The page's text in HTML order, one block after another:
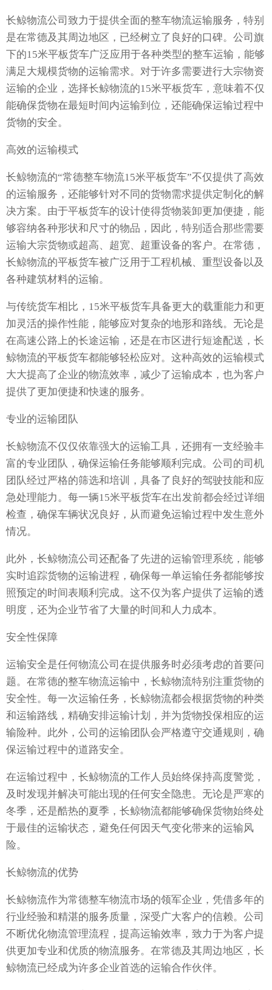
长鲸物流公司致力于提供全面的整车物流运输服务，特别
是在常德及其周边地区，已经树立了良好的口碑。公司旗
下的15米平板货车广泛应用于各种类型的整车运输，能够
满足大规模货物的运输需求。对于许多需要进行大宗物资
运输的企业，选择长鲸物流的15米平板货车，意味着不仅
能确保货物在最短时间内运输到位，还能确保运输过程中
货物的安全。
高效的运输模式
长鲸物流的“常德整车物流15米平板货车”不仅提供了高效
的运输服务，还能够针对不同的货物需求提供定制化的解
决方案。由于平板货车的设计使得货物装卸更加便捷，能
够容纳各种形状和尺寸的物品，因此，特别适合那些需要
运输大宗货物或超高、超宽、超重设备的客户。在常德，
长鲸物流的平板货车被广泛用于工程机械、重型设备以及
各种建筑材料的运输。
与传统货车相比，15米平板货车具备更大的载重能力和更
加灵活的操作性能，能够应对复杂的地形和路线。无论是
在高速公路上的长途运输，还是在市区进行短途配送，长
鲸物流的平板货车都能够轻松应对。这种高效的运输模式
大大提高了企业的物流效率，减少了运输成本，也为客户
提供了更加便捷和快速的服务。
专业的运输团队
长鲸物流不仅仅依靠强大的运输工具，还拥有一支经验丰
富的专业团队，确保运输任务能够顺利完成。公司的司机
团队经过严格的筛选和培训，具备了良好的驾驶技能和应
急处理能力。每一辆15米平板货车在出发前都会经过详细
检查，确保车辆状况良好，从而避免运输过程中发生意外
情况。
此外，长鲸物流公司还配备了先进的运输管理系统，能够
实时追踪货物的运输进程，确保每一单运输任务都能够按
照预定的时间表顺利完成。这不仅为客户提供了运输的透
明度，还为企业节省了大量的时间和人力成本。
安全性保障
运输安全是任何物流公司在提供服务时必须考虑的首要问
题。在常德的整车物流运输中，长鲸物流特别注重货物的
安全性。每一次运输任务，长鲸物流都会根据货物的种类
和运输路线，精确安排运输计划，并为货物投保相应的运
输险种。此外，公司的运输团队会严格遵守交通规则，确
保运输过程中的道路安全。
在运输过程中，长鲸物流的工作人员始终保持高度警觉，
及时发现并解决可能出现的任何安全隐患。无论是严寒的
冬季，还是酷热的夏季，长鲸物流都能够确保货物始终处
于最佳的运输状态，避免任何因天气变化带来的运输风
险。
长鲸物流的优势
长鲸物流作为常德整车物流市场的领军企业，凭借多年的
行业经验和精湛的服务质量，深受广大客户的信赖。公司
不断优化物流管理流程，提高运输效率，致力于为客户提
供更加专业和优质的物流服务。在常德及其周边地区，长
鲸物流已经成为许多企业首选的运输合作伙伴。